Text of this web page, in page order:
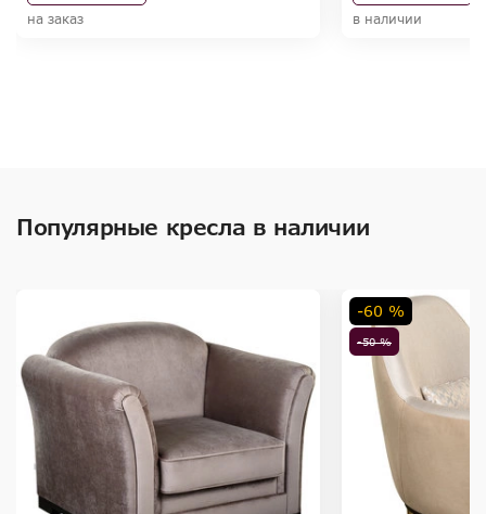
на заказ в наличии
Популярные кресла в наличии
-50 %
-60 %